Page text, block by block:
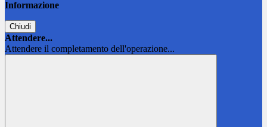
Informazione
Chiudi
Attendere...
Attendere il completamento dell'operazione...